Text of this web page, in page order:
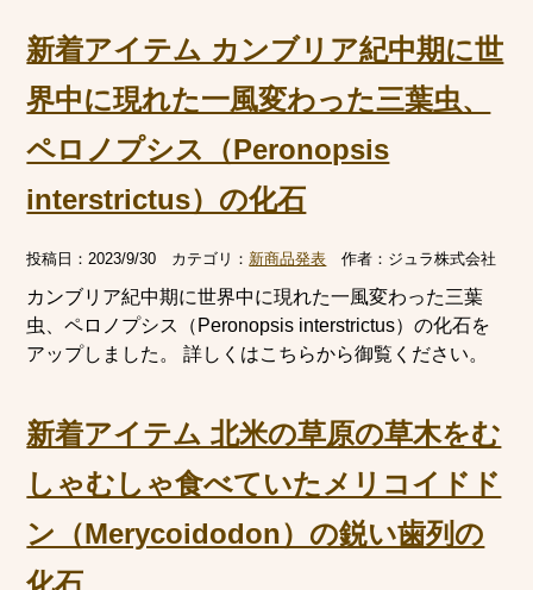
新着アイテム カンブリア紀中期に世
界中に現れた一風変わった三葉虫、
ペロノプシス（Peronopsis
interstrictus）の化石
投稿日：2023/9/30 カテゴリ： 新商品発表 作者： ジュラ株式会社
カンブリア紀中期に世界中に現れた一風変わった三葉
虫、ペロノプシス（Peronopsis interstrictus）の化石を
アップしました。 詳しくはこちらから御覧ください。
新着アイテム 北米の草原の草木をむ
しゃむしゃ食べていたメリコイドド
ン（Merycoidodon）の鋭い歯列の
化石